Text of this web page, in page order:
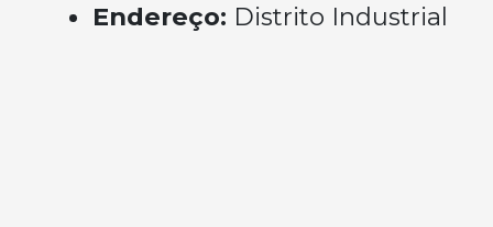
Endereço: Distrito Industrial